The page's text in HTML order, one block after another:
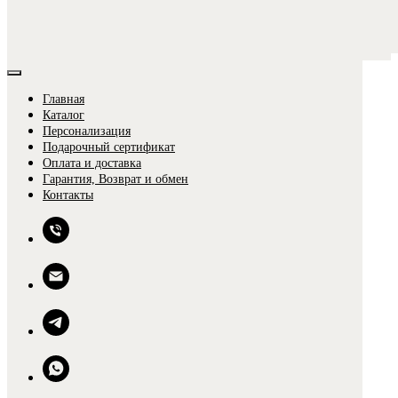
Главная
Каталог
Персонализация
Подарочный сертификат
Оплата и доставка
Гарантия, Возврат и обмен
Контакты